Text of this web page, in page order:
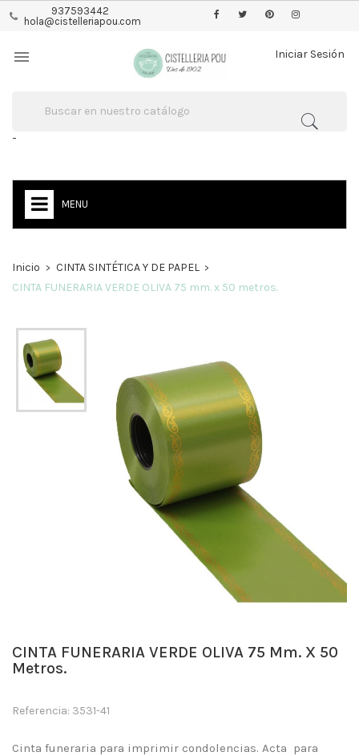
937593442
hola@cistelleriapou.com
Iniciar Sesión

-
MENU
Inicio
CINTA SINTÉTICA Y DE PAPEL
CINTA FUNERARIA VERDE OLIVA 75 mm. x 50 metros.
CINTA FUNERARIA VERDE OLIVA 75 Mm. X 50
Metros.
Referencia: 3531-41
Cinta funeraria para imprimir condolencias. Acta para